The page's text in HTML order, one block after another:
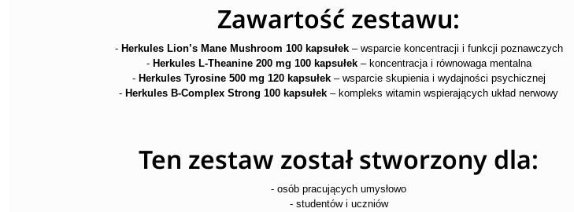
Zawartość zestawu:
- Herkules Lion’s Mane Mushroom 100 kapsułek– wsparcie koncentracji i funkcji poznawczych
- Herkules L-Theanine 200 mg 100 kapsułek– koncentracja i równowaga mentalna
- Herkules Tyrosine 500 mg 120 kapsułek– wsparcie skupienia i wydajności psychicznej
- Herkules B-Complex Strong 100 kapsułek – kompleks witamin wspierających układ nerwowy
Ten zestaw został stworzony dla:
- osób pracujących umysłowo
- studentów i uczniów